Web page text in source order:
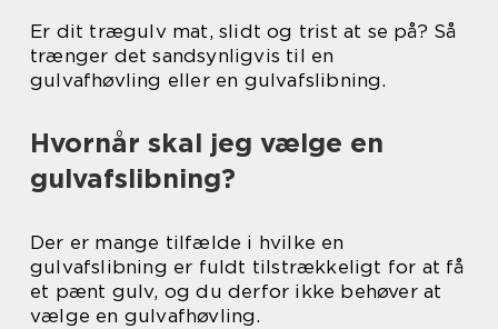
Er dit trægulv mat, slidt og trist at se på? Så
trænger det sandsynligvis til en
gulvafhøvling eller en gulvafslibning.
Hvornår skal jeg vælge en
gulvafslibning?
Der er mange tilfælde i hvilke en
gulvafslibning er fuldt tilstrækkeligt for at få
et pænt gulv, og du derfor ikke behøver at
vælge en gulvafhøvling.